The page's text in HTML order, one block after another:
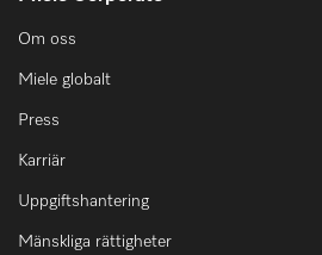
Om oss
Miele globalt
Press
Karriär
Uppgiftshantering
Mänskliga rättigheter